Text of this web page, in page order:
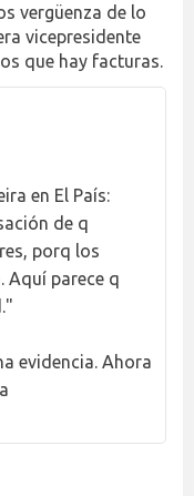
vergüenza de lo
vicepresidente
que hay facturas.
en El País:
de q
porq los
Aquí parece q
evidencia. Ahora